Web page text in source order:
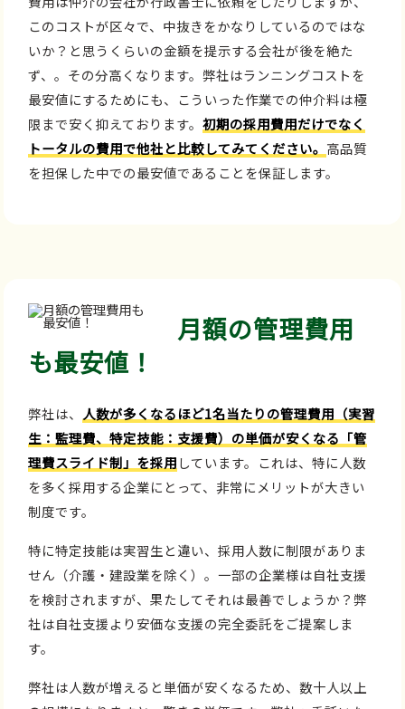
このコストが区々で、中抜きをかなりしているのではな
いか？と思うくらいの金額を提示する会社が後を絶た
ず、。その分高くなります。弊社はランニングコストを
最安値にするためにも、こういった作業での仲介料は極
限まで安く抑えております。初期の採用費用だけでなく
トータルの費用で他社と比較してみてください。 高品質
を担保した中での最安値であることを保証します。
月額の管理費用
も最安値！
弊社は、 人数が多くなるほど1名当たりの管理費用（実習
生：監理費、特定技能：支援費）の単価が安くなる「管
理費スライド制」を採用しています。これは、特に人数
を多く採用する企業にとって、非常にメリットが大きい
制度です。
特に特定技能は実習生と違い、採用人数に制限がありま
せん（介護・建設業を除く）。一部の企業様は自社支援
を検討されますが、果たしてそれは最善でしょうか？弊
社は自社支援より安価な支援の完全委託をご提案しま
す。
弊社は人数が増えると単価が安くなるため、数十人以上